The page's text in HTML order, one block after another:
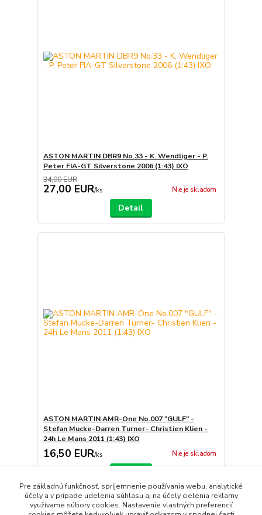
ASTON MARTIN DBR9 No.33 - K. Wendliger - P.
Peter FIA-GT Silverstone 2006 (1:43) IXO
34,00 EUR
27,00 EUR/ks Nie je skladom
Detail
ASTON MARTIN AMR-One No.007 "GULF" -
Stefan Mucke-Darren Turner- Christien Klien -
24h Le Mans 2011 (1:43) IXO
16,50 EUR/ks Nie je skladom
strana z 1
Pre základnú funkčnosť, spríjemnenie používania webu, analytické
účely a v prípade udelenia súhlasu aj na účely cielenia reklamy
využívame súbory cookies. Nastavenie vlastných preferencií